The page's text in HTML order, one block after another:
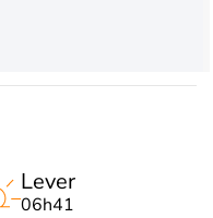
Lever
06h41